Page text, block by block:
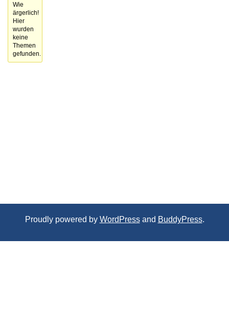
Wie
ärgerlich!
Hier
wurden
keine
Themen
gefunden.
Proudly powered by WordPressand BuddyPress.